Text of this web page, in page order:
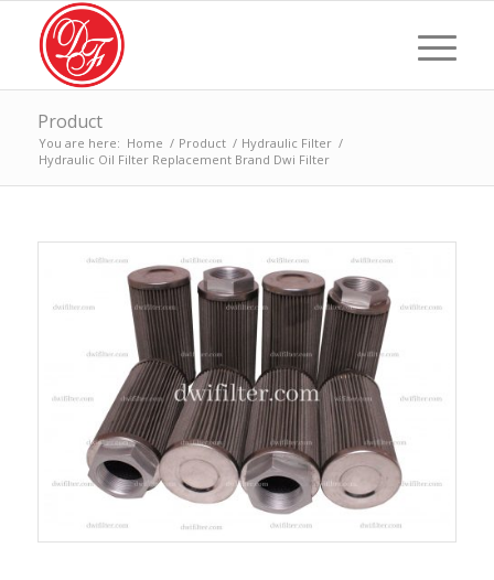
Product
You are here: Home / Product / Hydraulic Filter /
Hydraulic Oil Filter Replacement Brand Dwi Filter